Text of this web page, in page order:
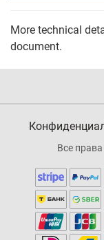
More technical
document.
Все